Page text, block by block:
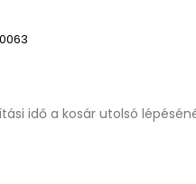
idő a kosár utolsó